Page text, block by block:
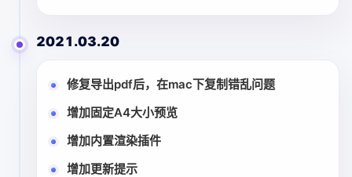
2021.03.20
修复导出pdf后，在mac下复制错乱问题
增加固定A4大小预览
增加内置渲染插件
增加更新提示